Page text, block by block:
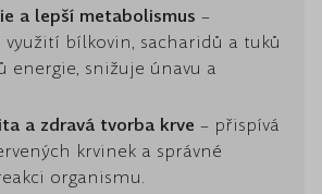
a lepší metabolismus –
bílkovin, sacharidů a tuků
energie, snižuje únavu a
a zdravá tvorba krve – přispívá
krvinek a správné
organismu.